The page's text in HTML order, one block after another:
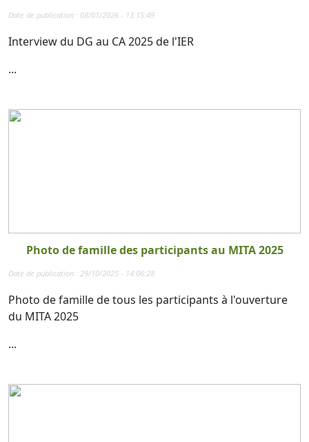
Date de publication : 08/01/2026 - 13:15:49
Interview du DG au CA 2025 de l'IER
...
Photo de famille des participants au MITA 2025
Date de publication : 29/10/2025 - 14:06:28
Photo de famille de tous les participants à l'ouverture
du MITA 2025
...